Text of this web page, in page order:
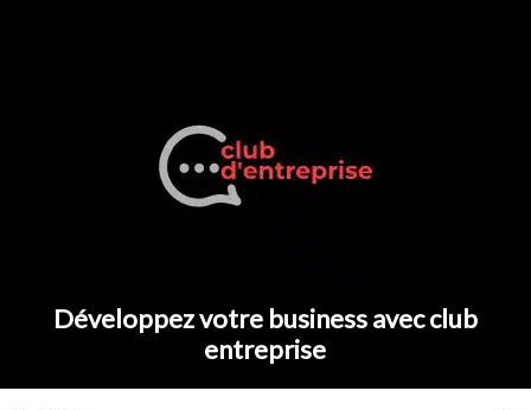
Développez votre business avec club
entreprise